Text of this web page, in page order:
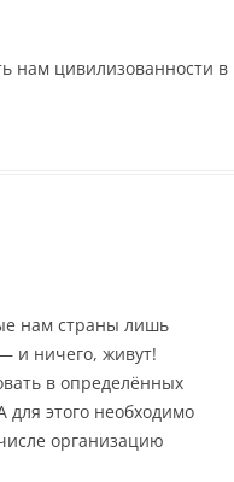
нам цивилизованности в
нам страны лишь
и ничего, живут!
в определённых
этого необходимо
организацию